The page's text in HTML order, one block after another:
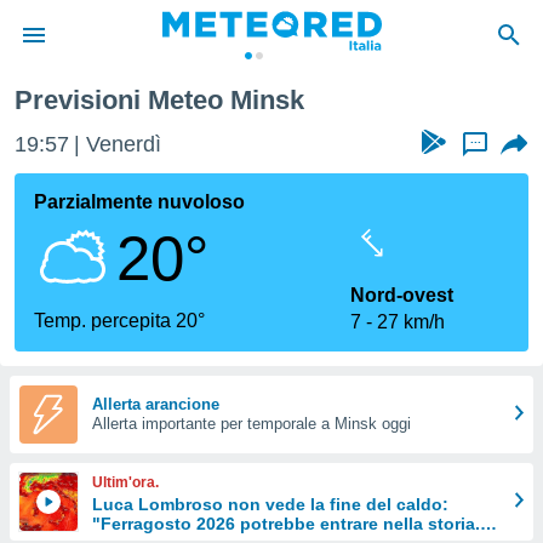
di
per
le
di
Web
le
Previsioni Meteo Minsk
19:57 Venerdì ...
Parzialmente nuvoloso
20°
Temp. percepita 20°
Nord-ovest
7
27 km/h
Allerta arancione
Allerta importante per temporale a Minsk oggi
Ultim'ora.
Luca Lombroso non vede la fine del caldo:
"Ferragosto 2026 potrebbe entrare nella storia.